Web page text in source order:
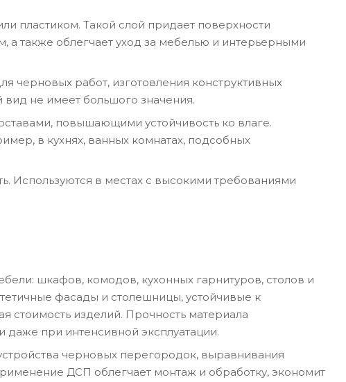
пластиком. Такой слой придает поверхности
а также облегчает уход за мебелью и интерьерными
черновых работ, изготовления конструктивных
не имеет большого значения.
повышающими устойчивость ко влаге.
в кухнях, ванных комнатах, подсобных
в местах с высокими требованиями
шкафов, комодов, кухонных гарнитуров, столов и
фасады и столешницы, устойчивые к
стоимость изделий. Прочность материала
даже при интенсивной эксплуатации.
черновых перегородок, выравнивания
ДСП облегчает монтаж и обработку, экономит